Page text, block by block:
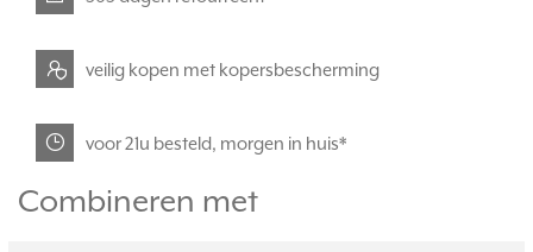
veilig kopen met kopersbescherming
voor 21u besteld, morgen in huis*
Combineren met